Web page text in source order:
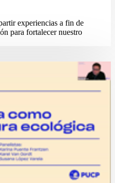
experiencias a fin de
para fortalecer nuestro